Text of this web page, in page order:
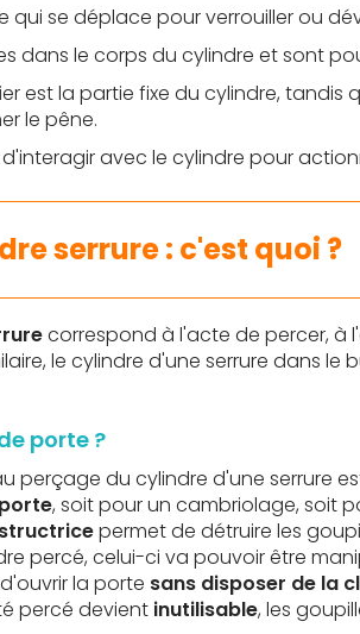
qui se déplace pour verrouiller ou
dans le corps du cylindre et sont
est la partie fixe du cylindre,
le pêne.
avec le cylindre pour
serrure : c'est quoi ?
correspond à l'acte de percer, à
le cylindre d'une serrure dans le
porte ?
perçage du cylindre d'une serrure
, soit pour un cambriolage, soit
permet de détruire les
percé, celui-ci va pouvoir être
la porte sans disposer de la
percé devient inutilisable, les